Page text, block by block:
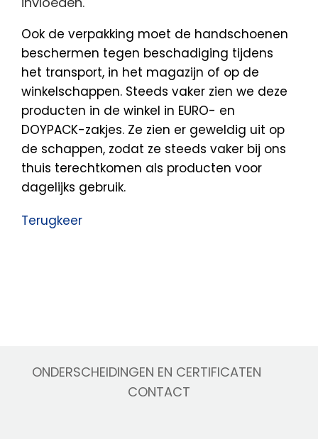
Ook de verpakking moet de handschoenen
beschermen tegen beschadiging tijdens
het transport, in het magazijn of op de
winkelschappen. Steeds vaker zien we deze
producten in de winkel in EURO- en
DOYPACK-zakjes. Ze zien er geweldig uit op
de schappen, zodat ze steeds vaker bij ons
thuis terechtkomen als producten voor
dagelijks gebruik.
Terugkeer
ONDERSCHEIDINGEN EN CERTIFICATEN
CONTACT